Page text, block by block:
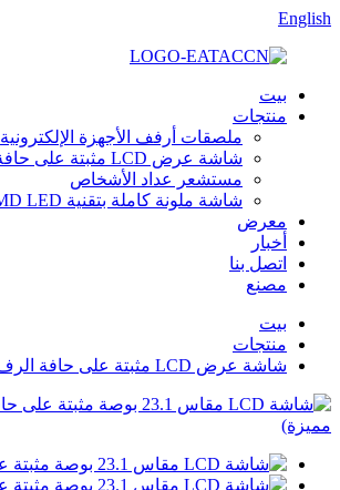
English
بيت
منتجات
ملصقات أرفف الأجهزة الإلكترونية
شاشة عرض LCD مثبتة على حافة الرف
مستشعر عداد الأشخاص
شاشة ملونة كاملة بتقنية SMD LED
معرض
أخبار
اتصل بنا
مصنع
بيت
منتجات
شاشة عرض LCD مثبتة على حافة الرف